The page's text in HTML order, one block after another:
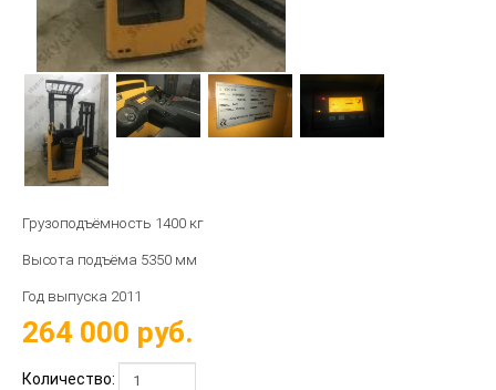
Грузоподъёмность 1400 кг
Высота подъёма 5350 мм
Год выпуска 2011
264 000 руб.
Количество: